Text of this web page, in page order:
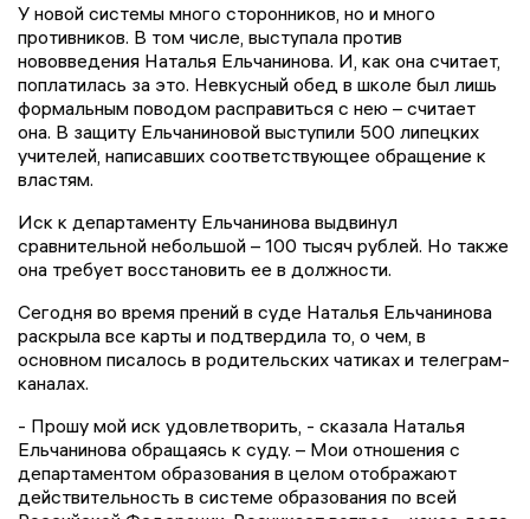
У новой системы много сторонников, но и много
противников. В том числе, выступала против
нововведения Наталья Ельчанинова. И, как она считает,
поплатилась за это. Невкусный обед в школе был лишь
формальным поводом расправиться с нею – считает
она. В защиту Ельчаниновой выступили 500 липецких
учителей, написавших соответствующее обращение к
властям.
Иск к департаменту Ельчанинова выдвинул
сравнительной небольшой – 100 тысяч рублей. Но также
она требует восстановить ее в должности.
Сегодня во время прений в суде Наталья Ельчанинова
раскрыла все карты и подтвердила то, о чем, в
основном писалось в родительских чатиках и телеграм-
каналах.
- Прошу мой иск удовлетворить, - сказала Наталья
Ельчанинова обращаясь к суду. – Мои отношения с
департаментом образования в целом отображают
действительность в системе образования по всей